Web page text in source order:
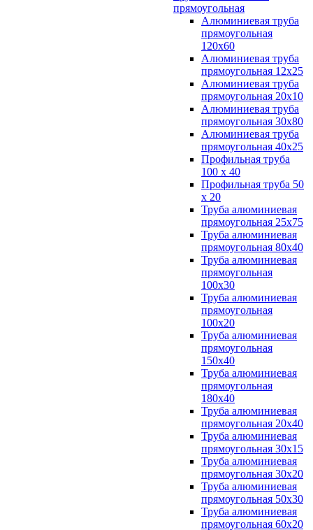
прямоугольная
Алюминиевая труба
прямоугольная
120х60
Алюминиевая труба
прямоугольная 12х25
Алюминиевая труба
прямоугольная 20х10
Алюминиевая труба
прямоугольная 30х80
Алюминиевая труба
прямоугольная 40х25
Профильная труба
100 х 40
Профильная труба 50
х 20
Труба алюминиевая
прямоугольная 25х75
Труба алюминиевая
прямоугольная 80х40
Труба алюминиевая
прямоугольная
100x30
Труба алюминиевая
прямоугольная
100х20
Труба алюминиевая
прямоугольная
150x40
Труба алюминиевая
прямоугольная
180x40
Труба алюминиевая
прямоугольная 20х40
Труба алюминиевая
прямоугольная 30x15
Труба алюминиевая
прямоугольная 30х20
Труба алюминиевая
прямоугольная 50х30
Труба алюминиевая
прямоугольная 60x20